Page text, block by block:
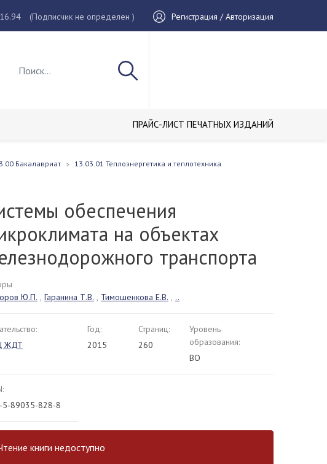
(Подписчик не определен ) Регистрация / Авторизация
ПРАЙС-ЛИСТ ПЕЧАТНЫХ ИЗДАНИЙ
Бакалавриат
13.03.01 Теплоэнергетика и теплотехника
обеспечения
на объектах
транспорта
Ю.П. , Гаранина Т.В. , Тимошенкова Е.В. , ..
ЖДТ
Год:
2015
Страниц:
260
Уровень
образования:
ВО
5-89035-828-8
книги недоступно